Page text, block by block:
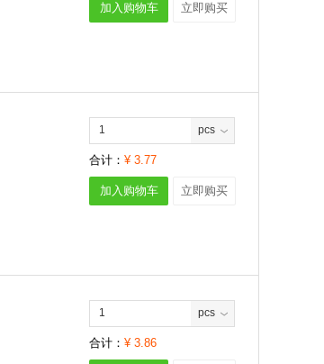
加入购物车 立即购买
pcs
合计： ¥ 3.77
加入购物车 立即购买
pcs
合计： ¥ 3.86